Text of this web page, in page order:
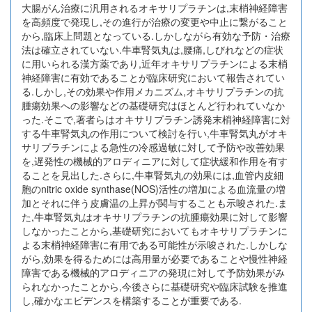
大腸がん治療に汎用されるオキサリプラチンは,末梢神経障害
を高頻度で発現し,その進行が治療の変更や中止に繋がること
から,臨床上問題となっている.しかしながら有効な予防・治療
法は確立されていない.牛車腎気丸は,腰痛,しびれなどの症状
に用いられる漢方薬であり,近年オキサリプラチンによる末梢
神経障害に有効であることが臨床研究において報告されてい
る.しかし,その効果や作用メカニズム,オキサリプラチンの抗
腫瘍効果への影響などの基礎研究はほとんど行われていなか
った.そこで,著者らはオキサリプラチン誘発末梢神経障害に対
する牛車腎気丸の作用について検討を行い,牛車腎気丸がオキ
サリプラチンによる急性の冷感過敏に対して予防や改善効果
を,遅発性の機械的アロディニアに対して症状緩和作用を有す
ることを見出した.さらに,牛車腎気丸の効果には,血管内皮細
胞のnitric oxide synthase(NOS)活性の増加による血流量の増
加とそれに伴う皮膚温の上昇が関与することも示唆された.ま
た,牛車腎気丸はオキサリプラチンの抗腫瘍効果に対して影響
しなかったことから,基礎研究においてもオキサリプラチンに
よる末梢神経障害に有用である可能性が示唆された.しかしな
がら,効果を得るためには高用量が必要であることや慢性神経
障害である機械的アロディニアの発現に対して予防効果がみ
られなかったことから,今後さらに基礎研究や臨床試験を推進
し,確かなエビデンスを構築することが重要である.